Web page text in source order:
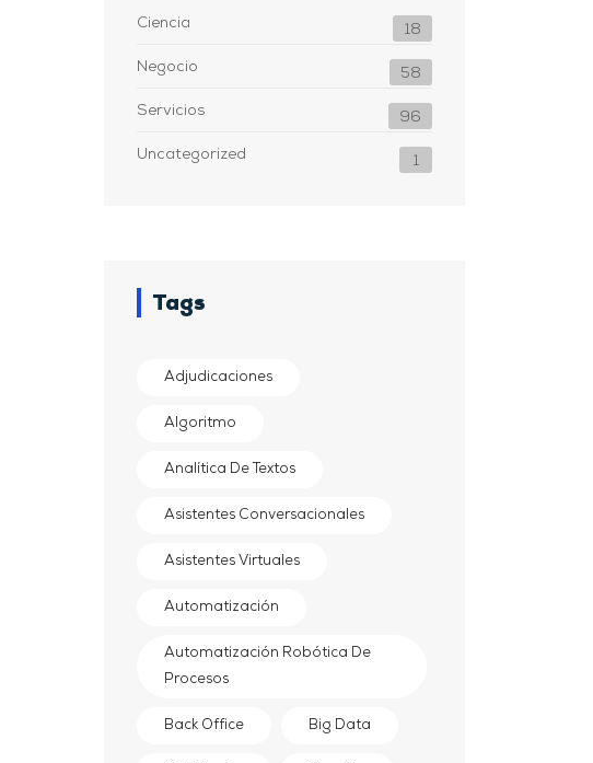
Ciencia 18
Negocio 58
Servicios 96
Uncategorized 1
Tags
Adjudicaciones
Algoritmo
Analítica De Textos
Asistentes Conversacionales
Asistentes Virtuales
Automatización
Automatización Robótica De
Procesos
Back Office Big Data